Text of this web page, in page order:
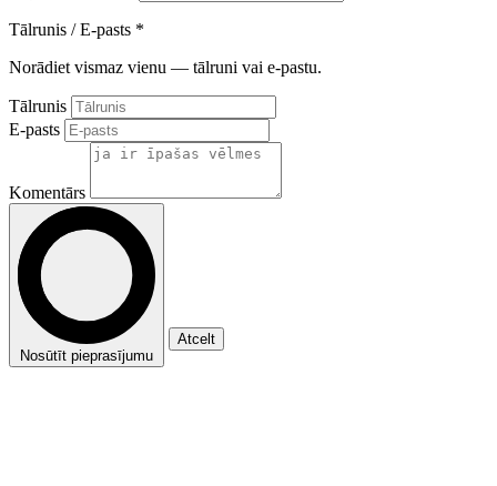
Tālrunis / E-pasts *
Norādiet vismaz vienu — tālruni vai e-pastu.
Tālrunis
E-pasts
Komentārs
Nosūtīt pieprasījumu
Atcelt